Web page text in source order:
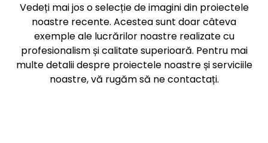
Vedeți mai jos o selecție de imagini din proiectele
noastre recente. Acestea sunt doar câteva
exemple ale lucrărilor noastre realizate cu
profesionalism și calitate superioară. Pentru mai
multe detalii despre proiectele noastre și serviciile
noastre, vă rugăm să ne contactați.